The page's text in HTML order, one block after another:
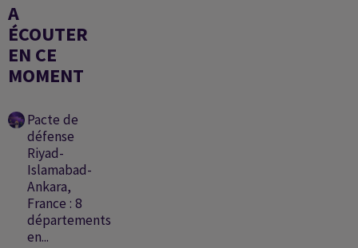
A
ÉCOUTER
EN CE
MOMENT
Pacte de
défense
Riyad-
Islamabad-
Ankara,
France : 8
départements
en...